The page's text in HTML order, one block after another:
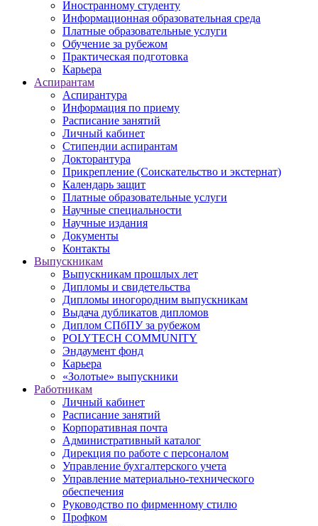
Иностранному студенту
Информационная образовательная среда
Платные образовательные услуги
Обучение за рубежом
Практическая подготовка
Карьера
Аспирантам
Аспирантура
Информация по приему
Расписание занятий
Личный кабинет
Стипендии аспирантам
Докторантура
Прикрепление (Соискательство и экстернат)
Календарь защит
Платные образовательные услуги
Научные специальности
Научные издания
Документы
Контакты
Выпускникам
Выпускникам прошлых лет
Дипломы и свидетельства
Дипломы иногородним выпускникам
Выдача дубликатов дипломов
Диплом СПбПУ за рубежом
POLYTECH COMMUNITY
Эндаумент фонд
Карьера
«Золотые» выпускники
Работникам
Личный кабинет
Расписание занятий
Корпоративная почта
Административный каталог
Дирекция по работе с персоналом
Управление бухгалтерского учета
Управление материально-технического
обеспечения
Руководство по фирменному стилю
Профком